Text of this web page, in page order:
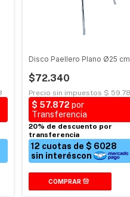
Disco Paellero Plano Ø25 cm
$72.340